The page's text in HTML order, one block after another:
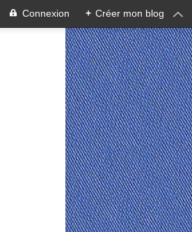
Connexion + Créer mon blog